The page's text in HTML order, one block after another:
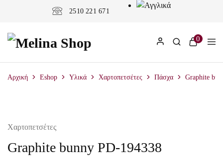
2510 221 671
0
Αρχική Eshop Υλικά Χαρτοπετσέτες Πάσχα Graphite
Χαρτοπετσέτες
Graphite bunny PD-194338